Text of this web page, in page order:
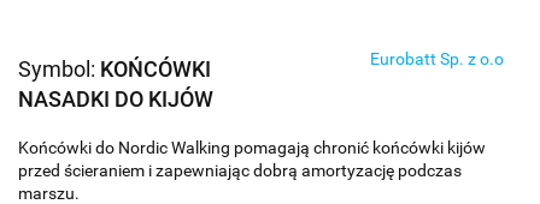
Symbol: KOŃCÓWKI
NASADKI DO KIJÓW
Eurobatt Sp. z o.o
Końcówki do Nordic Walking pomagają chronić końcówki kijów
przed ścieraniem i zapewniając dobrą amortyzację podczas
marszu.